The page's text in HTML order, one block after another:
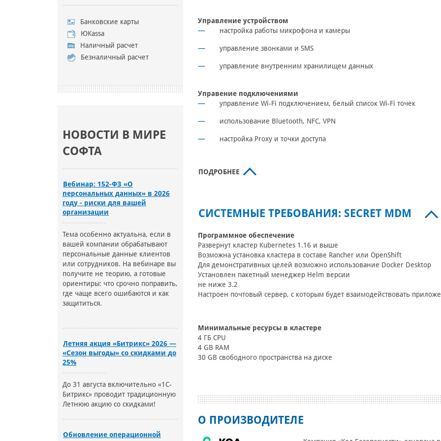
Банковские карты
ЮKassa
Наличный расчет
Безналичный расчет
НОВОСТИ В МИРЕ
СОФТА
Вебинар: 152-ФЗ «О
персональных данных» в 2026
году - риски для вашей
организации
Тема особенно актуальна, если в
вашей компании обрабатывают
персональные данные клиентов
или сотрудников. На вебинаре вы
получите не теорию, а готовые
ориентиры: что срочно поправить,
где чаще всего ошибаются и как
защититься.
Летняя акция «Битрикс» 2026 —
«Сезон выгоды» со скидками до
25%
До 31 августа включительно «1С-
Битрикс» проводит традиционную
Летнюю акцию со скидками!
Обновление операционной
Управление устройством
настройка работы микрофона и камеры
управление звонками и SMS
управление внутренним хранилищем данных
Управение подключениями
управление Wi-Fi подключением, белый список Wi-Fi точек
использование Bluetooth, NFC, VPN
настройка Proxy и точки доступа
ПОДРОБНЕЕ
СИСТЕМНЫЕ ТРЕБОВАНИЯ: SECRET MDM
Программное обеспечение
Развернут кластер Kubernetes 1.16 и выше
Возможна установка кластера в составе Rancher или OpenShift
Для демонстративных целей возможно использование Docker Desktop
Установлен пакетный менеджер Helm версии
не ниже 3.2
Настроен почтовый сервер, с которым будет взаимодействовать
Минимальные ресурсы в кластере
4 ГБ CPU
4 GB RAM
30 GB свободного пространства на диске
О ПРОИЗВОДИТЕЛЕ